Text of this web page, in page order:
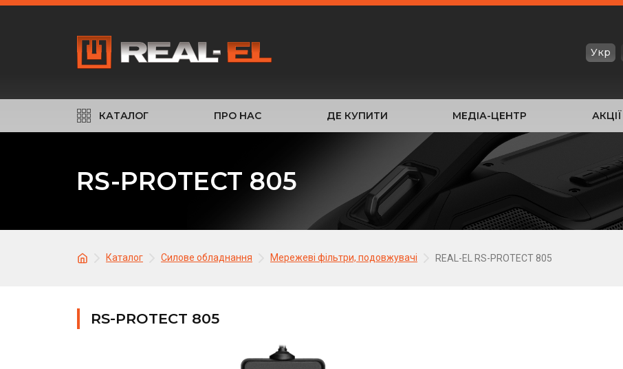
Укр
КАТАЛОГ ПРО НАС ДЕ КУПИТИ МЕДІА-ЦЕНТР АКЦІЇ
RS-PROTECT 805
Каталог Силове обладнання Мережеві фільтри, подовжувачі REAL-EL RS-PROTECT 805
RS-PROTECT 805